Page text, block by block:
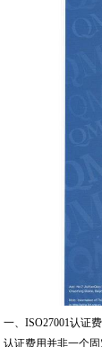
一、ISO27001认证
认证费用并非一个